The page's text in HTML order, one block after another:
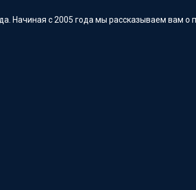
Начиная с 2005 года мы рассказываем вам о